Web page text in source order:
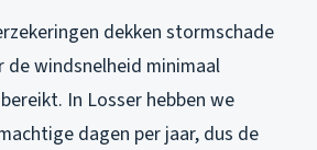
dekken stormschade
de windsnelheid minimaal
In Losser hebben we
dagen per jaar, dus de